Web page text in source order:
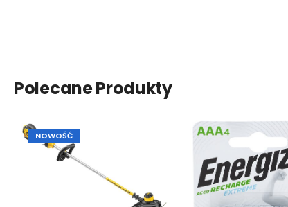
Polecane Produkty
NOWOŚĆ